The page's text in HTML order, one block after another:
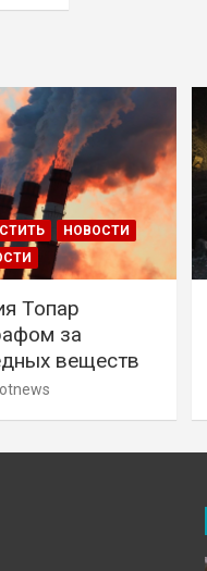
НОВОСТИ
Топар
за
веществ